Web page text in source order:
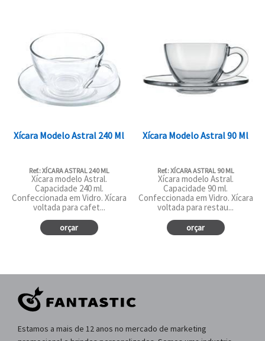
Xícara Modelo Astral 240 Ml
Ref.: XÍCARA ASTRAL 240 ML
Xícara modelo Astral.
Capacidade 240 ml.
Confeccionada em Vidro. Xícara
voltada para cafet...
orçar
Xícara Modelo Astral 90 Ml
Ref.: XÍCARA ASTRAL 90 ML
Xícara modelo Astral.
Capacidade 90 ml.
Confeccionada em Vidro. Xícara
voltada para restau...
orçar
Estamos a mais de 12 anos no mercado de marketing